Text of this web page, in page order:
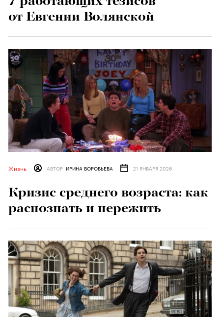
от Евгении Волянской
Жизнь АВТОР ИРИНА ВОРОБЬЕВА 21 ЯНВАРЯ 2026
Кризис среднего возраста: как
распознать и пережить